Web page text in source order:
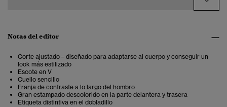
Notas del editor
Corte ajustado – diseñado para adaptarse al cuerpo y conseguir un
look más estilizado
Escote en V
Cuello sencillo
Franja de contraste a lo largo del hombro
Gran estampado descolorido en la parte delantera y trasera
Etiqueta distintiva en el dobladillo